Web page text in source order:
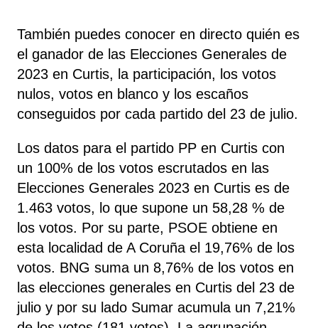
También puedes conocer en directo quién es
el ganador de las Elecciones Generales de
2023 en Curtis, la participación, los votos
nulos, votos en blanco y los escaños
conseguidos por cada partido del 23 de julio.
Los datos para el partido PP en Curtis con
un 100% de los votos escrutados en las
Elecciones Generales 2023 en Curtis es de
1.463 votos, lo que supone un 58,28 % de
los votos. Por su parte, PSOE obtiene en
esta localidad de A Coruña el 19,76% de los
votos. BNG suma un 8,76% de los votos en
las elecciones generales en Curtis del 23 de
julio y por su lado Sumar acumula un 7,21%